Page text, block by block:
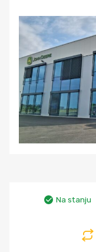
Na stanju